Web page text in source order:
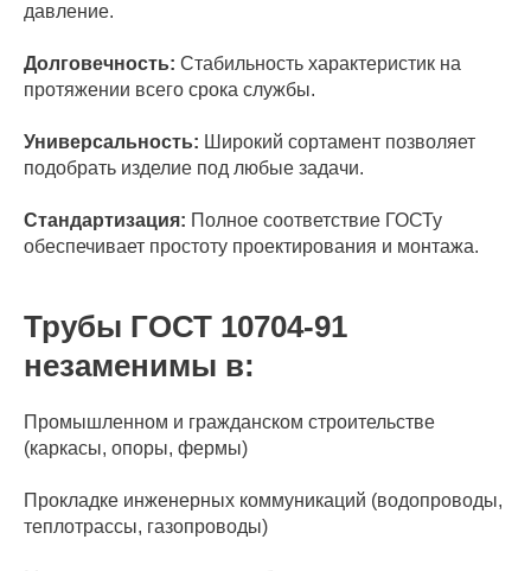
давление.
Долговечность: Стабильность характеристик на
протяжении всего срока службы.
Универсальность: Широкий сортамент позволяет
подобрать изделие под любые задачи.
Стандартизация: Полное соответствие ГОСТу
обеспечивает простоту проектирования и монтажа.
Трубы ГОСТ 10704-91
незаменимы в:
Промышленном и гражданском строительстве
(каркасы, опоры, фермы)
Прокладке инженерных коммуникаций (водопроводы,
теплотрассы, газопроводы)